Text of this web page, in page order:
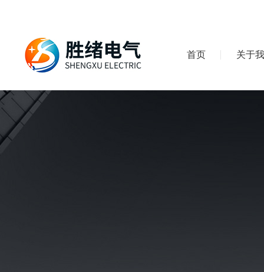
首页 关于